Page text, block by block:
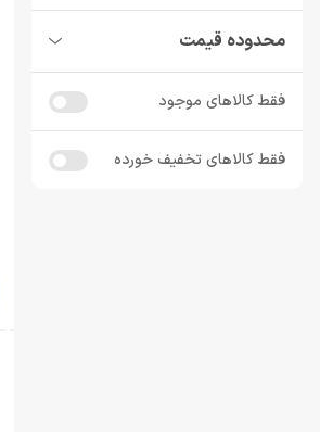
محدوده قیمت
فقط کالاهای موجود
فقط کالاهای تخفیف خورده